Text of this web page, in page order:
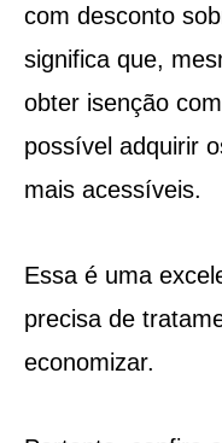
com desconto
significa que,
obter isenção
possível adquirir
mais acessíveis.
Essa é uma
precisa de
economizar.